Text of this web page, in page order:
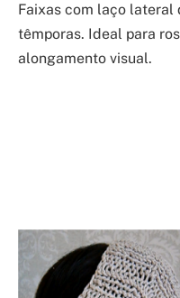
Faixas com laço lateral
têmporas. Ideal para
alongamento visual.